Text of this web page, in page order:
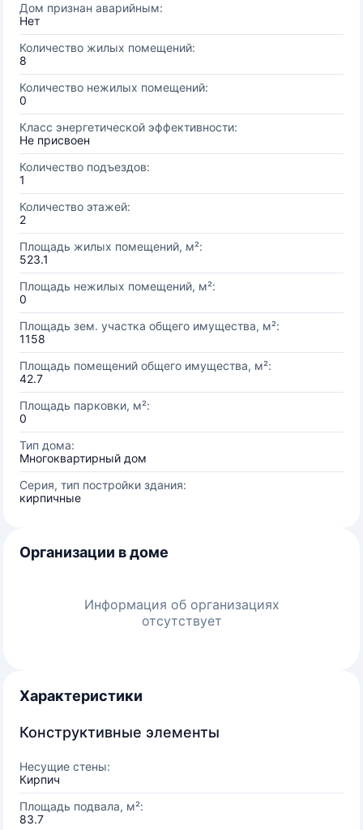
Дом признан аварийным:
Нет
Количество жилых помещений:
8
Количество нежилых помещений:
0
Класс энергетической эффективности:
Не присвоен
Количество подъездов:
1
Количество этажей:
2
Площадь жилых помещений, м²:
523.1
Площадь нежилых помещений, м²:
0
Площадь зем. участка общего имущества, м²:
1158
Площадь помещений общего имущества, м²:
42.7
Площадь парковки, м²:
0
Тип дома:
Многоквартирный дом
Серия, тип постройки здания:
кирпичные
Организации в доме
Информация об организациях
отсутствует
Характеристики
Конструктивные элементы
Несущие стены:
Кирпич
Площадь подвала, м²:
83.7